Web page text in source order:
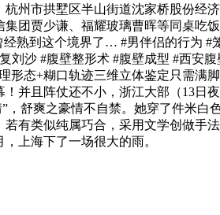
州市拱墅区半山街道沈家桥股份经
团贾少谦、福耀玻璃曹晖等同桌吃
熟到这个境界了… #男伴侣的行为
沙 #腹壁整形术 #腹壁成型 #西安
形态+糊口轨迹三维立体鉴定只需
并且阵仗还不小，浙江大部（13日
舒爽之豪情不自禁。她穿了件米
有类似纯属巧合，采用文学创做
上海下了一场很大的雨。